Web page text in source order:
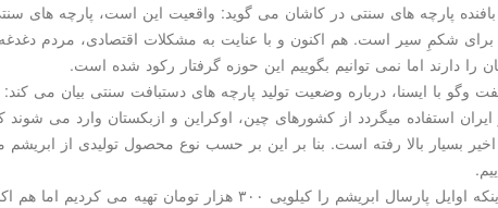
پارچه های سنتی در كاشان می گوید: واقعیت این است، پارچه های
برای شكمِ سیر است. هم اكنون و با عنایت به مشكلات اقتصادی، مردم دغدغه
را دارند اما نمی توانیم بگوییم این حوزه گرفتار ركود شده است.
وگو با ایسنا، درباره وضعیت تولید پارچه های دستبافت سنتی بیان می كند:
استفاده میگردد از كشورهای چین، اوكراین و ازبكستان وارد می
بسیار بالا رفته است. بنا بر این بر حسب نوع محصول تولیدی از ابریشم
او با اشاره به اینكه اوایل پارسال ابریشم را كیلویی ۳۰۰ هزار تومان تهیه می كردیم